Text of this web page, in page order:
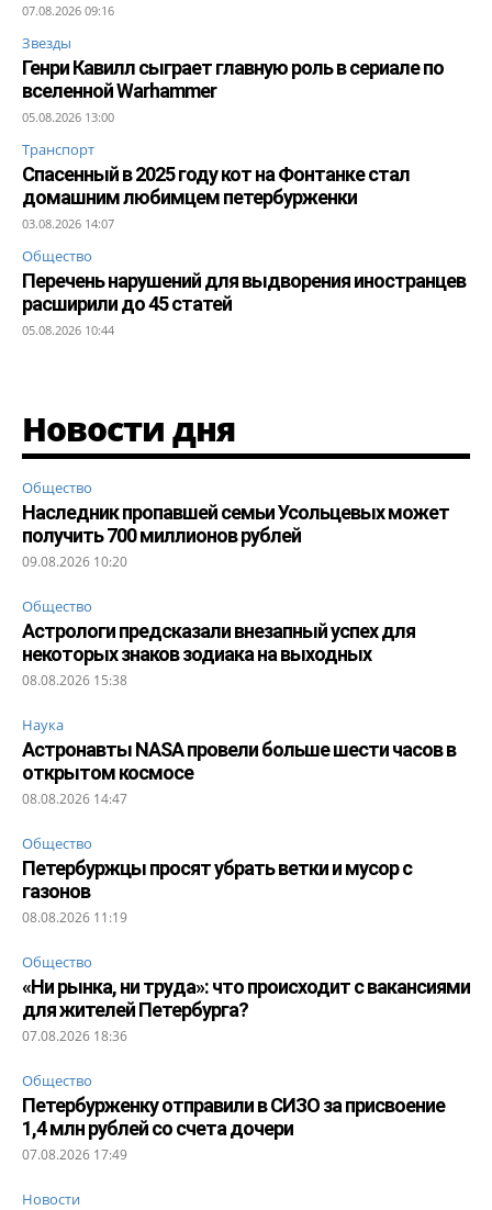
07.08.2026 09:16
Звезды
Генри Кавилл сыграет главную роль в сериале по
вселенной Warhammer
05.08.2026 13:00
Транспорт
Спасенный в 2025 году кот на Фонтанке стал
домашним любимцем петербурженки
03.08.2026 14:07
Общество
Перечень нарушений для выдворения иностранцев
расширили до 45 статей
05.08.2026 10:44
Новости дня
Общество
Наследник пропавшей семьи Усольцевых может
получить 700 миллионов рублей
09.08.2026 10:20
Общество
Астрологи предсказали внезапный успех для
некоторых знаков зодиака на выходных
08.08.2026 15:38
Наука
Астронавты NASA провели больше шести часов в
открытом космосе
08.08.2026 14:47
Общество
Петербуржцы просят убрать ветки и мусор с
газонов
08.08.2026 11:19
Общество
«Ни рынка, ни труда»: что происходит с вакансиями
для жителей Петербурга?
07.08.2026 18:36
Общество
Петербурженку отправили в СИЗО за присвоение
1,4 млн рублей со счета дочери
07.08.2026 17:49
Новости